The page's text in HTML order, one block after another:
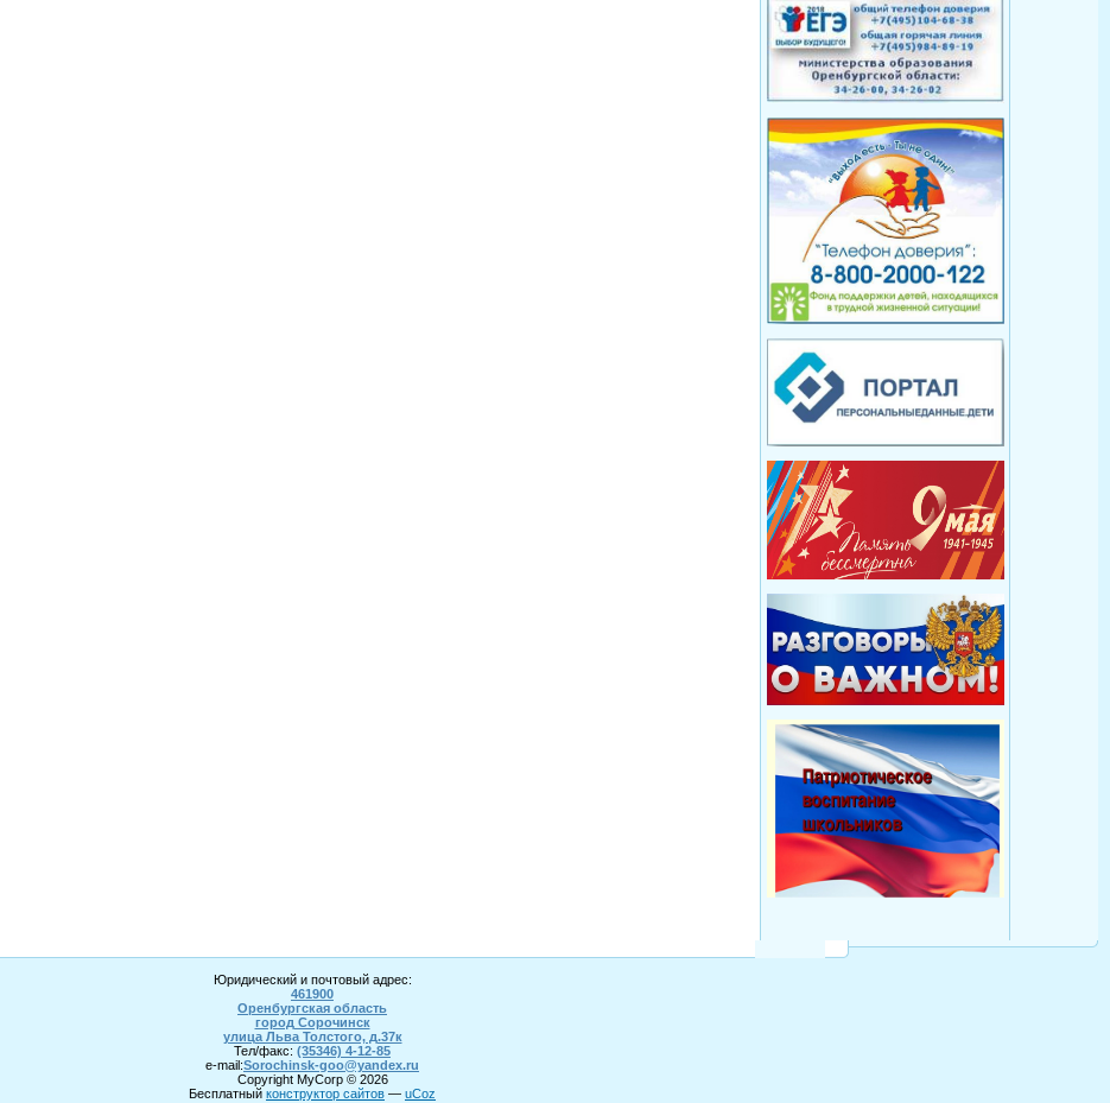
Юридический и почтовый адрес:
461900
Оренбургская область
город Сорочинск
улица Льва Толстого, д.37к
Тел/факс: (35346) 4-12-85
e-mail:Sorochinsk-goo@yandex.ru
Copyright MyCorp © 2026
Бесплатный конструктор сайтов — uCoz